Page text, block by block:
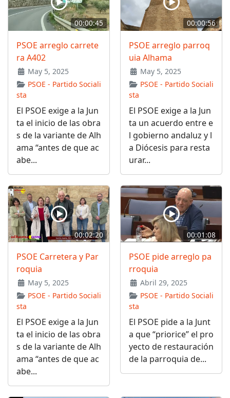
00:00:45
PSOE arreglo carrete
ra A402
May 5, 2025
PSOE - Partido Sociali
sta
El PSOE exige a la Jun
ta el inicio de las obra
s de la variante de Alh
ama “antes de que ac
abe...
00:00:56
PSOE arreglo parroq
uia Alhama
May 5, 2025
PSOE - Partido Sociali
sta
El PSOE exige a la Jun
ta un acuerdo entre e
l gobierno andaluz y l
a Diócesis para resta
urar...
00:02:20
PSOE Carretera y Par
roquia
May 5, 2025
PSOE - Partido Sociali
sta
El PSOE exige a la Jun
ta el inicio de las obra
s de la variante de Alh
ama “antes de que ac
abe...
00:01:08
PSOE pide arreglo pa
rroquia
Abril 29, 2025
PSOE - Partido Sociali
sta
El PSOE pide a la Junt
a que “priorice” el pro
yecto de restauración
de la parroquia de...